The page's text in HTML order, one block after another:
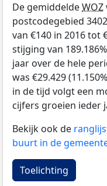
De gemiddeldeWOZ
postcodegebied
van €140 in 2016 tot
stijging van
jaar over de hele
was €29.429
in de tijd volgt een
cijfers groeien ieder
Bekijk ook de
buurt in de
Toelichting